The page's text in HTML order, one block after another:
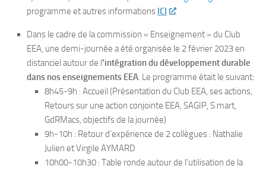
programme et autres informations ICI
Dans le cadre de la commission « Enseignement » du Club
EEA, une demi-journée a été organisée le 2 février 2023 en
distanciel autour de l’intégration du développement durable
dans nos enseignements EEA. Le programme était le suivant:
8h45-9h : Accueil (Présentation du Club EEA, ses actions,
Retours sur une action conjointe EEA, SAGIP, S.mart,
GdRMacs, objectifs de la journée)
9h-10h : Retour d’expérience de 2 collègues : Nathalie
Julien et Virgile AYMARD
10h00-10h30 : Table ronde autour de l’utilisation de la